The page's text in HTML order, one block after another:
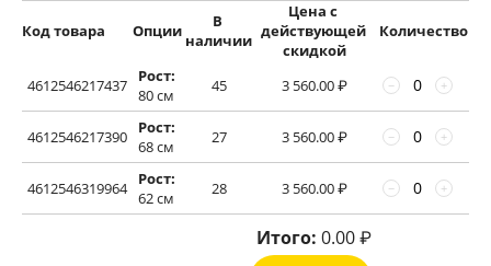
Код товара Опции
В
наличии
Цена с
действующей
скидкой
Количество
4612546217437
Рост:
80 см
45 3 560.00₽ +
−
4612546217390
Рост:
68 см
27 3 560.00₽ +
−
4612546319964
Рост:
62 см
28 3 560.00₽ +
−
Итого: 0.00₽